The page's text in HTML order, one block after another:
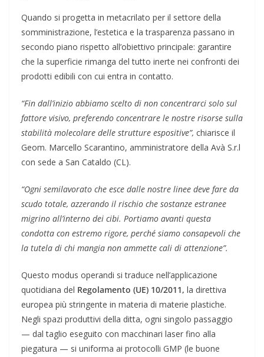
Quando si progetta in metacrilato per il settore della
somministrazione, l’estetica e la trasparenza passano in
secondo piano rispetto all’obiettivo principale: garantire
che la superficie rimanga del tutto inerte nei confronti dei
prodotti edibili con cui entra in contatto.
“Fin dall’inizio abbiamo scelto di non concentrarci solo sul
fattore visivo, preferendo concentrare le nostre risorse sulla
stabilità molecolare delle strutture espositive”, chiarisce il
Geom. Marcello Scarantino, amministratore della Avà S.r.l
con sede a San Cataldo (CL).
“Ogni semilavorato che esce dalle nostre linee deve fare da
scudo totale, azzerando il rischio che sostanze estranee
migrino all’interno dei cibi. Portiamo avanti questa
condotta con estremo rigore, perché siamo consapevoli che
la tutela di chi mangia non ammette cali di attenzione”.
Questo modus operandi si traduce nell’applicazione
quotidiana del Regolamento (UE) 10/2011, la direttiva
europea più stringente in materia di materie plastiche.
Negli spazi produttivi della ditta, ogni singolo passaggio
— dal taglio eseguito con macchinari laser fino alla
piegatura — si uniforma ai protocolli GMP (le buone